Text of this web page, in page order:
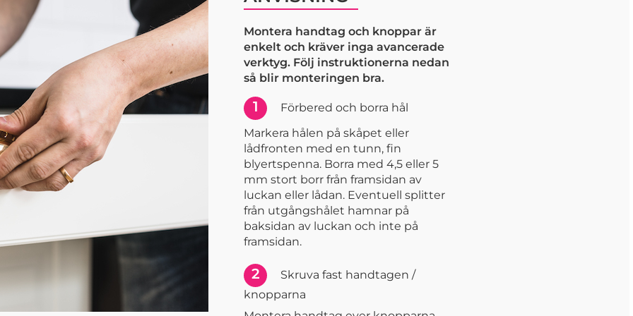
Montera handtag och knoppar är
enkelt och kräver inga avancerade
verktyg. Följ instruktionerna nedan
så blir monteringen bra.
1
Förbered och borra hål
Markera hålen på skåpet eller
lådfronten med en tunn, fin
blyertspenna. Borra med 4,5 eller 5
mm stort borr från framsidan av
luckan eller lådan. Eventuell splitter
från utgångshålet hamnar på
baksidan av luckan och inte på
framsidan.
2
Skruva fast handtagen /
knopparna